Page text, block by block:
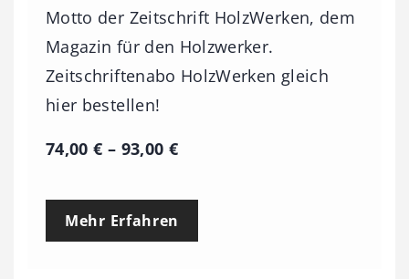
Motto der Zeitschrift HolzWerken, dem
Magazin für den Holzwerker.
Zeitschriftenabo HolzWerken gleich
hier bestellen!
74,00€ – 93,00 €P
e
Mehr Erfahren